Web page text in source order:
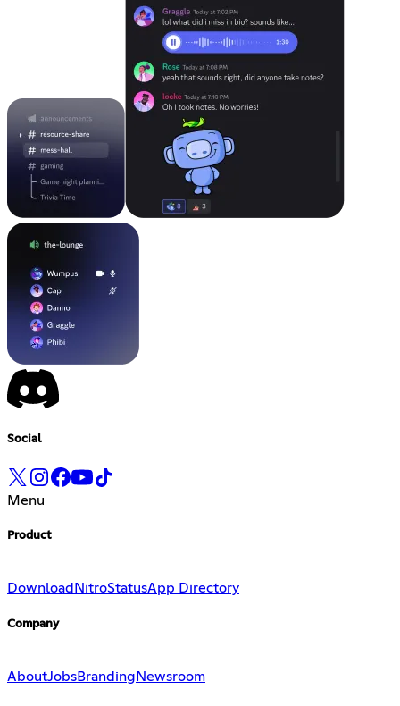
Social
Menu
Product
Download NitroStatusApp Directory
Company
AboutJobsBranding Newsroom